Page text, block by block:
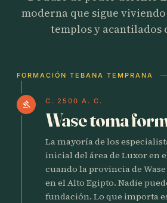
moderna que sigue
templos y acantilados
FORMACIÓN TEBANA TEMPRANA
gavel C. 2500 A. C.
Wase toma
La mayoría de los
inicial del área de Luxor en
cuando la provincia de
en el Alto Egipto. Nadie
fundación. Lo que importa